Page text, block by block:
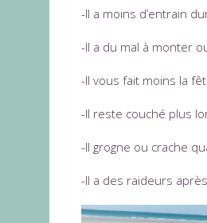
-Il a moins d’entrain
-Il a du mal à monter
-Il vous fait moins la
-Il reste couché plus
-Il grogne ou crache
-Il a des raideurs